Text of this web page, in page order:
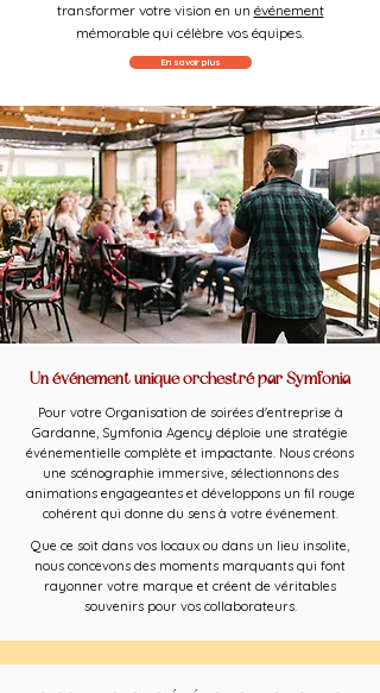
transformer votre vision en un événement
mémorable qui célèbre vos équipes.
En savoir plus
Un événement unique orchestré par Symfonia
Pour votre Organisation de soirées d'entreprise à
Gardanne, Symfonia Agency déploie une stratégie
événementielle complète et impactante. Nous créons
une scénographie immersive, sélectionnons des
animations engageantes et développons un fil rouge
cohérent qui donne du sens à votre événement.
Que ce soit dans vos locaux ou dans un lieu insolite,
nous concevons des moments marquants qui font
rayonner votre marque et créent de véritables
souvenirs pour vos collaborateurs.